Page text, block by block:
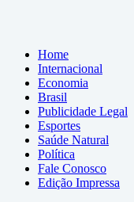
Home
Internacional
Economia
Brasil
Publicidade Legal
Esportes
Saúde Natural
Política
Fale Conosco
Edição Impressa